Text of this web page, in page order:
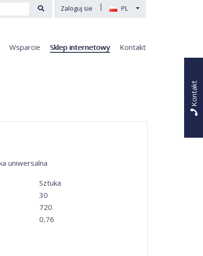
Zaloguj sie | PL
Wsparcie Sklep internetowy Kontakt
Kontakt
uniwersalna
Sztuka
30
720
0,76